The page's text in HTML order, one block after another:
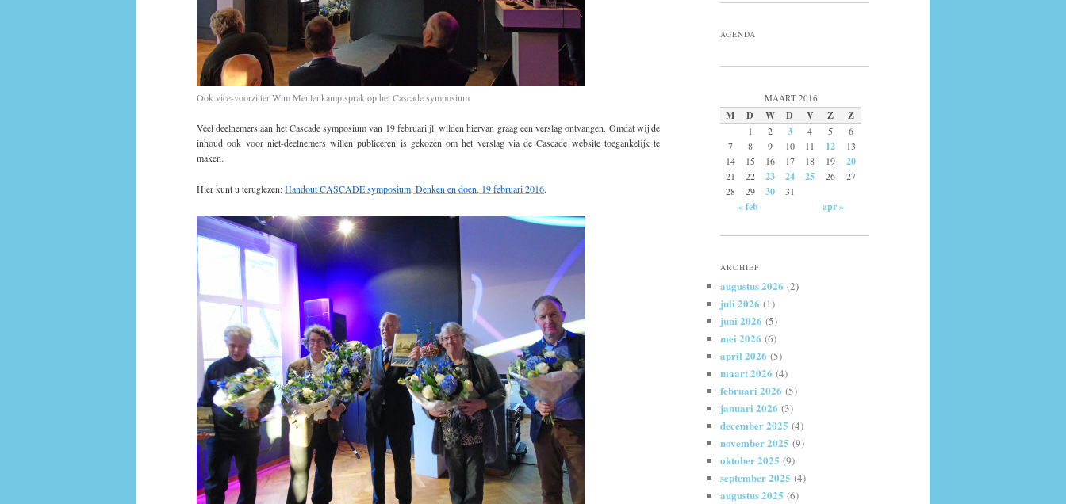
Ook vice-voorzitter Wim Meulenkamp sprak op het Cascade symposium
Veel deelnemers aan het Cascade symposium van 19 februari jl. wilden hiervan graag een verslag ontvangen. Omdat wij de
inhoud ook voor niet-deelnemers willen publiceren is gekozen om het verslag via de Cascade website toegankelijk te
maken.
Hier kunt u teruglezen:Handout CASCADE symposium, Denken en doen, 19 februari 2016.
AGENDA
MAART 2016
M D W D V Z Z
1 2 3 4 5
6
7
8 9 10 11 12
13
14
15 16 17 18 19 20
21 22 23 24 25 26
27
28
29 30 31
« feb apr »
ARCHIEF
augustus 2026 (2)
juli 2026 (1)
juni 2026 (5)
mei 2026 (6)
april 2026 (5)
maart 2026 (4)
februari 2026 (5)
januari 2026 (3)
december 2025 (4)
november 2025 (9)
oktober 2025 (9)
september 2025 (4)
augustus 2025 (6)